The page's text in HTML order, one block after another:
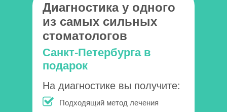
Диагностика у одного
из самых сильных
стоматологов
Санкт-Петербурга в
подарок
На диагностике вы получите:
Подходящий метод лечения